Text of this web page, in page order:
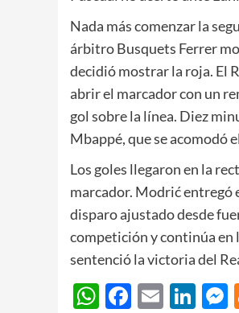
Nada más comenzar la
árbitro Busquets Ferrer
decidió mostrar la roja. El
abrir el marcador con un
gol sobre la línea. Diez
Mbappé, que se acomodó
Los goles llegaron en la
marcador. Modrić entregó
disparo ajustado desde
competición y continúa en
sentenció la victoria del
WhatsApp
Email